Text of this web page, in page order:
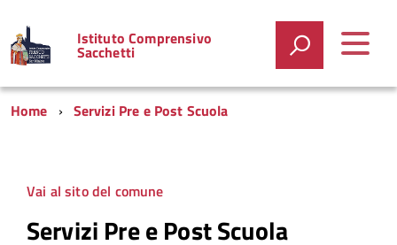
Istituto Comprensivo
Sacchetti
Home Servizi Pre e Post Scuola
Vai al sito del comune
Servizi Pre e Post Scuola